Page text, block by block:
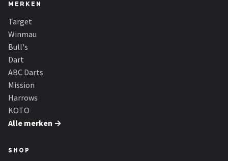
Mission
Harrows
KOTO
Unicorn
Red Dragon
MERKEN
Target
Winmau
Bull's
Dart
ABC Darts
Mission
Harrows
KOTO
Alle merken →
SHOP